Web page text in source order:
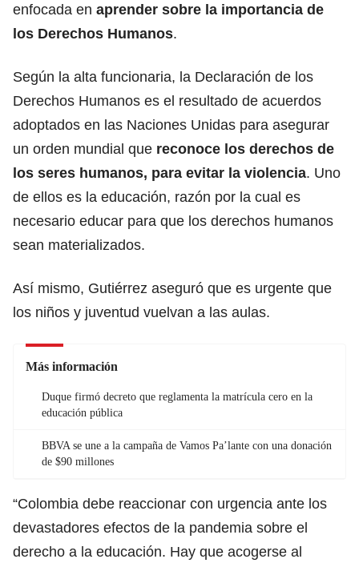
enfocada en aprender sobre la importancia de
los Derechos Humanos.
Según la alta funcionaria, la Declaración de los
Derechos Humanos es el resultado de acuerdos
adoptados en las Naciones Unidas para asegurar
un orden mundial que reconoce los derechos de
los seres humanos, para evitar la violencia. Uno
de ellos es la educación, razón por la cual es
necesario educar para que los derechos humanos
sean materializados.
Así mismo, Gutiérrez aseguró que es urgente que
los niños y juventud vuelvan a las aulas.
Más información
Duque firmó decreto que reglamenta la matrícula cero en la
educación pública
BBVA se une a la campaña de Vamos Pa’lante con una donación
de $90 millones
“Colombia debe reaccionar con urgencia ante los
devastadores efectos de la pandemia sobre el
derecho a la educación. Hay que acogerse al